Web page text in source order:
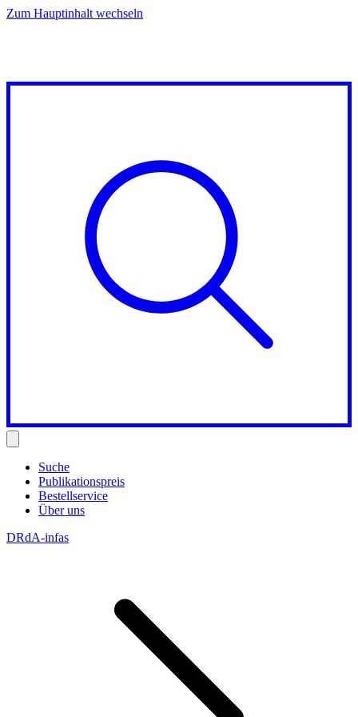
Zum Hauptinhalt wechseln
Suche
Publikationspreis
Bestellservice
Über uns
DRdA-infas